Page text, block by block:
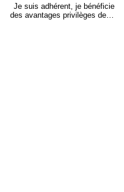
Je suis adhérent, je bénéficie
des avantages privilèges de la